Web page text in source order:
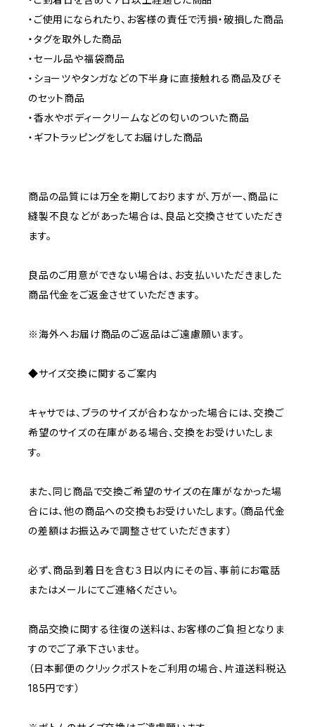
・ご使用になられたり、お客様の責任で汚損・破損した商品
・タグを取外した商品
・セール品や福袋商品
・ショーツやタンガなどの下半身に直接触れる商品及びそ
のセット商品
・香水やボディークリームなどの匂いのついた商品
・ギフトラッピングをしてお届けした商品
商品の品質には万全を期しておりますが、万が一、商品に
縫製不良などがあった場合は、良品と交換させていただき
ます。
良品のご用意ができない場合は、お支払いいただきました
商品代金をご返金させていただきます。
※海外へお届け商品のご返品はご遠慮願います。
◆サイズ交換に関するご案内
キャサでは、ブラのサイズが合わなかった場合には、交換ご
希望のサイズの在庫がある場合、交換をお受けいたしま
す。
また、同じ商品で交換ご希望のサイズの在庫がなかった場
合には、他の商品への交換もお受けいたします。（商品代金
の差額はお振込みで調整させていただきます）
必ず、商品到着日を含む３日以内にその旨、事前にお電話
またはメールにてご連絡ください。
商品交換に関する往復の送料は、お客様のご負担となりま
すのでご了承下さいませ。
（日本郵便のクリックポストをご利用の場合、片道送料税込
185円です）